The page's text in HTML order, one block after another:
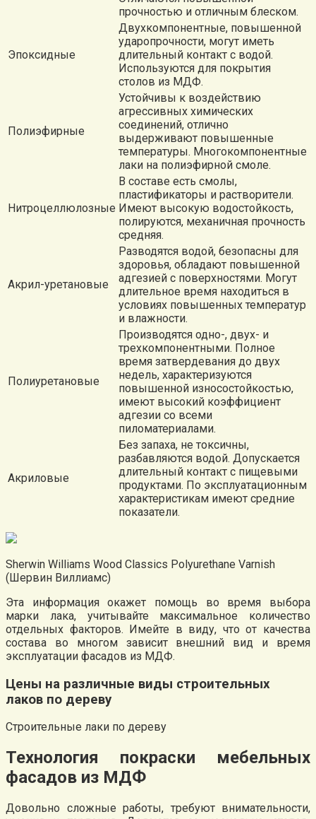
прочностью и отличным блеском.
Эпоксидные
Двухкомпонентные, повышенной
ударопрочности, могут иметь
длительный контакт с водой.
Используются для покрытия
столов из МДФ.
Полиэфирные
Устойчивы к воздействию
агрессивных химических
соединений, отлично
выдерживают повышенные
температуры. Многокомпонентные
лаки на полиэфирной смоле.
Нитроцеллюлозные
В составе есть смолы,
пластификаторы и растворители.
Имеют высокую водостойкость,
полируются, механичная прочность
средняя.
Акрил-уретановые
Разводятся водой, безопасны для
здоровья, обладают повышенной
адгезией с поверхностями. Могут
длительное время находиться в
условиях повышенных температур
и влажности.
Полиуретановые
Производятся одно-, двух- и
трехкомпонентными. Полное
время затвердевания до двух
недель, характеризуются
повышенной износостойкостью,
имеют высокий коэффициент
адгезии со всеми
пиломатериалами.
Акриловые
Без запаха, не токсичны,
разбавляются водой. Допускается
длительный контакт с пищевыми
продуктами. По эксплуатационным
характеристикам имеют средние
показатели.
Sherwin Williams Wood Classics Polyurethane Varnish
(Шервин Виллиамс)
Эта информация окажет помощь во время выбора
марки лака, учитывайте максимальное количество
отдельных факторов. Имейте в виду, что от качества
состава во многом зависит внешний вид и время
эксплуатации фасадов из МДФ.
Цены на различные виды строительных
лаков по дереву
Строительные лаки по дереву
Технология покраски мебельных
фасадов из МДФ
Довольно сложные работы, требуют внимательности,